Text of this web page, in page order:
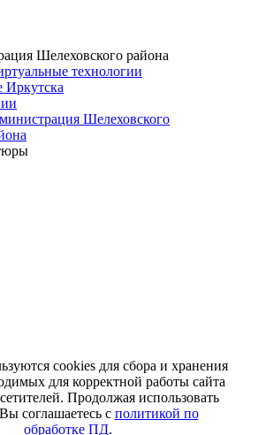
Шелеховского района
технологии
Иркутска
Шелеховского
cookies для сбора и хранения
для корректной работы сайта
Продолжая использовать
соглашаетесь с политикой по
обработке ПД.